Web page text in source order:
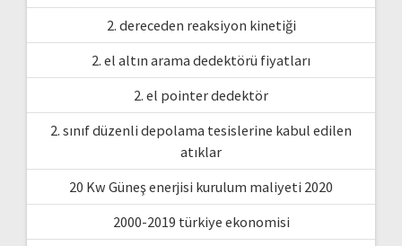
2. dereceden reaksiyon kinetiği
2. el altın arama dedektörü fiyatları
2. el pointer dedektör
2. sınıf düzenli depolama tesislerine kabul edilen
atıklar
20 Kw Güneş enerjisi kurulum maliyeti 2020
2000-2019 türkiye ekonomisi